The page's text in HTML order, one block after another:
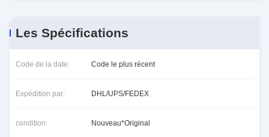
Les Spécifications
Code de la date: Code le plus récent
Expédition par: DHL/UPS/FEDEX
condition: Nouveau*Original